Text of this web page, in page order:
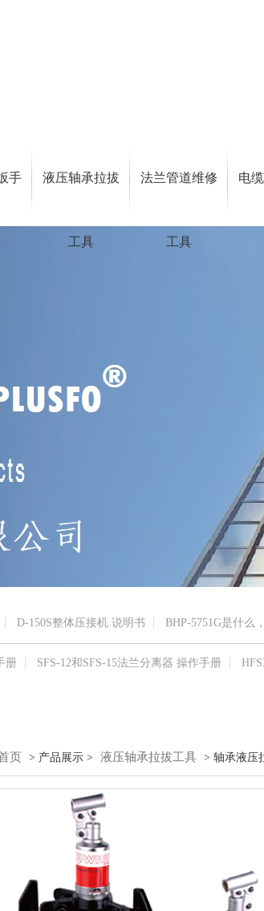
手 液压轴承拉拔
工具
法兰管道维修
工具
电
D-150S整体压接机 说明书 BHP-5751G是什么
册 SFS-12和SFS-15法兰分离器 操作手册
页 > 产品展示 > 液压轴承拉拔工具 > 轴承液压